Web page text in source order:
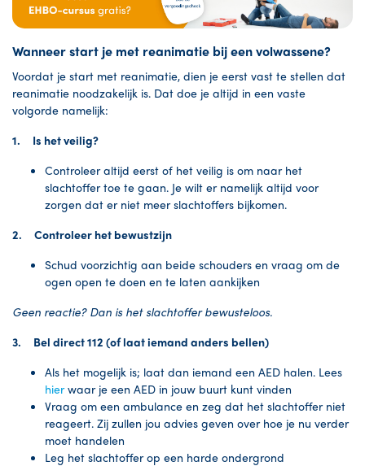
Wanneer start je met reanimatie bij een volwassene?
Voordat je start met reanimatie, dien je eerst vast te stellen dat
reanimatie noodzakelijk is. Dat doe je altijd in een vaste
volgorde namelijk:
1. Is het veilig?
Controleer altijd eerst of het veilig is om naar het
slachtoffer toe te gaan. Je wilt er namelijk altijd voor
zorgen dat er niet meer slachtoffers bijkomen.
2. Controleer het bewustzijn
Schud voorzichtig aan beide schouders en vraag om de
ogen open te doen en te laten aankijken
Geen reactie? Dan is het slachtoffer bewusteloos.
3. Bel direct 112 (of laat iemand anders bellen)
Als het mogelijk is; laat dan iemand een AED halen. Lees
hierwaar je een AED in jouw buurt kunt vinden
Vraag om een ambulance en zeg dat het slachtoffer niet
reageert. Zij zullen jou advies geven over hoe je nu verder
moet handelen
Leg het slachtoffer op een harde ondergrond